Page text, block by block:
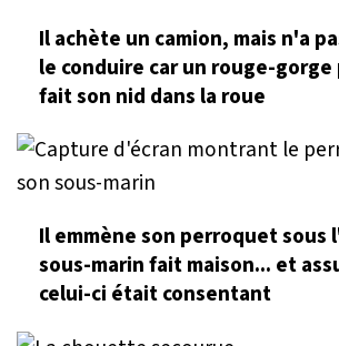
Il achète un camion, mais n'a
le conduire car un rouge-
fait son nid dans la roue
Il emmène son perroquet sous
sous-marin fait maison... et
celui-ci était consentant